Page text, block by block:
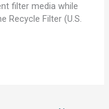
filter media while
Recycle Filter (U.S.